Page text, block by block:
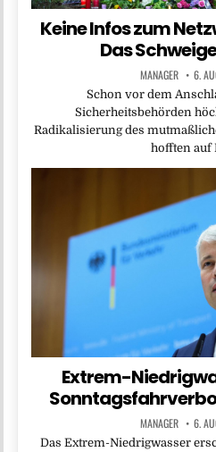
Keine Infos zum
Das
MANAGER 6.
Schon vor dem
Sicherheitsbehörden
Radikalisierung des
hofften auf
Extrem-
MANAGER 6.
Das Extrem-Niedrigwasser